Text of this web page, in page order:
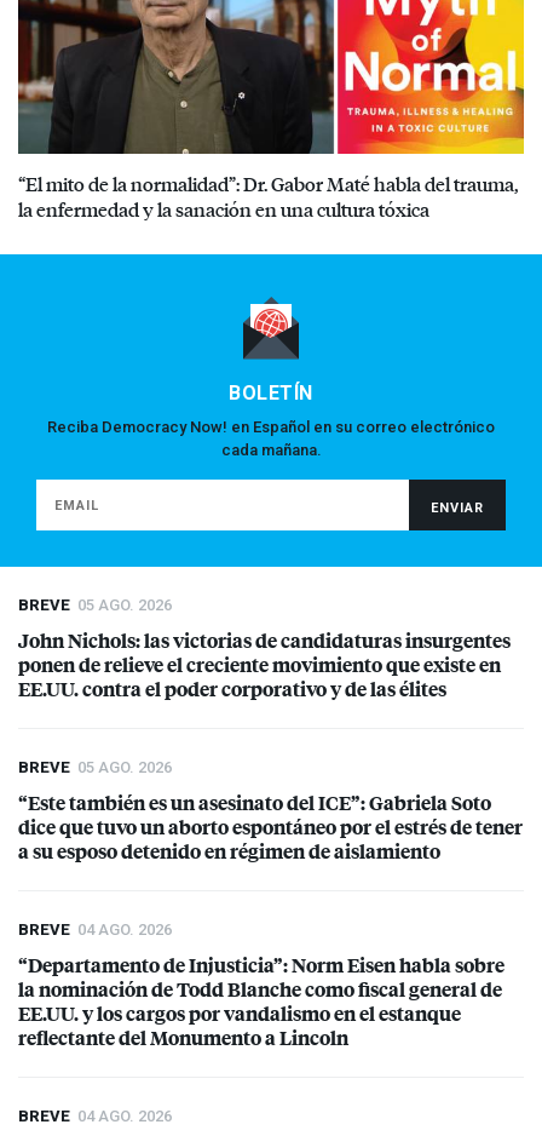
“El mito de la normalidad”: Dr. Gabor Maté habla del trauma,
la enfermedad y la sanación en una cultura tóxica
BOLETÍN
Reciba Democracy Now! en Español en su correo electrónico
cada mañana.
BREVE 05 AGO. 2026
John Nichols: las victorias de candidaturas insurgentes
ponen de relieve el creciente movimiento que existe en
EE.UU. contra el poder corporativo y de las élites
BREVE 05 AGO. 2026
“Este también es un asesinato delICE”: Gabriela Soto
dice que tuvo un aborto espontáneo por el estrés de tener
a su esposo detenido en régimen de aislamiento
BREVE 04 AGO. 2026
“Departamento de Injusticia”: Norm Eisen habla sobre
la nominación de Todd Blanche como fiscal general de
EE.UU. y los cargos por vandalismo en el estanque
reflectante del Monumento a Lincoln
BREVE 04 AGO. 2026